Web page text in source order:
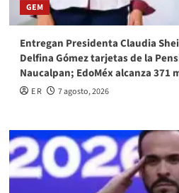
GEM
Entregan Presidenta Claudia
Delfina Gómez tarjetas de la
Naucalpan; EdoMéx alcanza 371
E R 7 agosto, 2026